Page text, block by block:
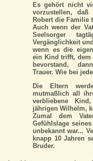
Es gehört nicht
vorzustellen,
Robert die Familie
Auch wenn der
Seelsorger
Vergänglichkeit
wenn es die
ein Kind trifft, dem
bevorstand,
Trauer. Wie bei
Die Eltern
mutmaßlich all
verbliebene
jährigen Wilhelm,
Zumal dem
Gefühlslage
unbekannt war...
knapp 10 Jahren
Bruder.